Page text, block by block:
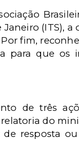
(ITS),
Por fim,
que os
de três
do
resposta